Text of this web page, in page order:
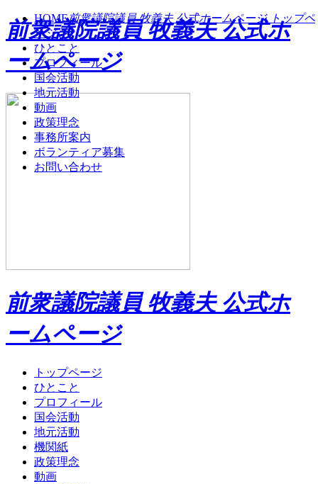
前衆議院議員 牧義夫 公式ホ
ームページ
前衆議院議員 牧義夫 公式ホ
ームページ
トップページ
ひとこと
プロフィール
国会活動
地元活動
機関紙
政策理念
動画
HOME前衆議院議員 牧義夫 公式ホームページ トップペ
ージ
ひとこと
プロフィール
国会活動
地元活動
動画
政策理念
事務所案内
ボランティア募集
お問い合わせ